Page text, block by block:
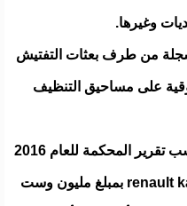
وغيرها.
من طرف بعثات التفتيش
صرف 7 ملايين أوقية على مساحيق التنظيف
في حين كان لافتا أن بلدية تيارت حسب تقرير المحكمة للعام 2016
- 2017 اشترت سيارة من نوع renault kango بمبلغ مليون وست